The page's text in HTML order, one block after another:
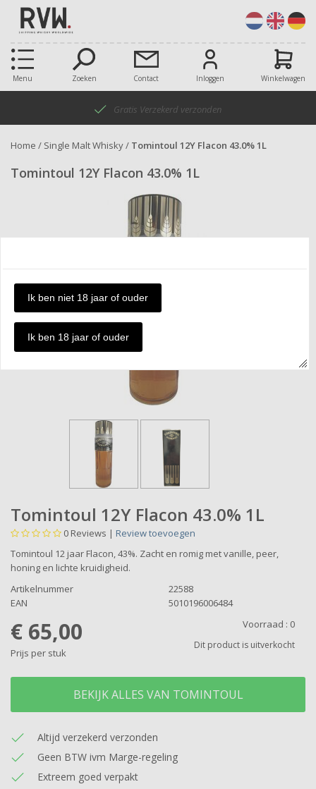
Menu Zoeken Contact Inloggen Winkelwagen
Gratis Verzekerd verzonden
Home / Single Malt Whisky/ Tomintoul 12Y Flacon 43.0% 1L
Tomintoul 12Y Flacon 43.0% 1L
Tomintoul 12Y Flacon 43.0% 1L
0 Reviews | Review toevoegen
Tomintoul 12 jaar Flacon, 43%. Zacht en romig met vanille, peer,
honing en lichte kruidigheid.
Artikelnummer
22588
EAN
5010196006484
€ 65,00
Prijs per stuk
Voorraad : 0
Dit product is uitverkocht
BEKIJK ALLES VAN TOMINTOUL
Altijd verzekerd verzonden
Geen BTW ivm Marge-regeling
Extreem goed verpakt
Ik ben niet 18 jaar of ouder
Ik ben 18 jaar of ouder